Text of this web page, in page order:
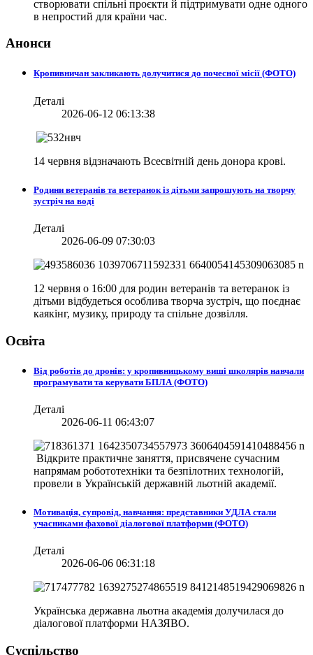
створювати спільні проєкти й підтримувати одне одного
в непростий для країни час.
Анонси
Кропивничан закликають долучитися до почесної місії (ФОТО)
Деталі
2026-06-12 06:13:38
14 червня відзначають Всесвітній день донора крові.
Родини ветеранів та ветеранок із дітьми запрошують на творчу
зустріч на воді
Деталі
2026-06-09 07:30:03
12 червня о 16:00 для родин ветеранів та ветеранок із
дітьми відбудеться особлива творча зустріч, що поєднає
каякінг, музику, природу та спільне дозвілля.
Освіта
Від роботів до дронів: у кропивницькому виші школярів навчали
програмувати та керувати БПЛА (ФОТО)
Деталі
2026-06-11 06:43:07
Відкрите практичне заняття, присвячене сучасним
напрямам робототехніки та безпілотних технологій,
провели в Українській державній льотній академії.
Мотивація, супровід, навчання: представники УДЛА стали
учасниками фахової діалогової платформи (ФОТО)
Деталі
2026-06-06 06:31:18
Українська державна льотна академія долучилася до
діалогової платформи НАЗЯВО.
Суспільство